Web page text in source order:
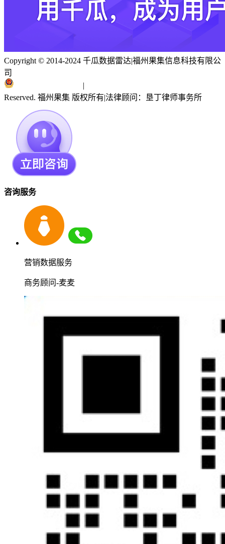
Copyright © 2014-2024 千瓜数据雷达|福州果集信息科技有限公
司
|
Reserved. 福州果集 版权所有|法律顾问：垦丁律师事务所
咨询服务
营销数据服务
商务顾问-麦麦